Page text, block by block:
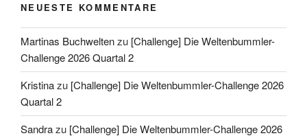
NEUESTE KOMMENTARE
Martinas Buchweltenzu [Challenge] Die Weltenbummler-
Challenge 2026 Quartal 2
Kristinazu [Challenge] Die Weltenbummler-Challenge 2026
Quartal 2
Sandrazu [Challenge] Die Weltenbummler-Challenge 2026